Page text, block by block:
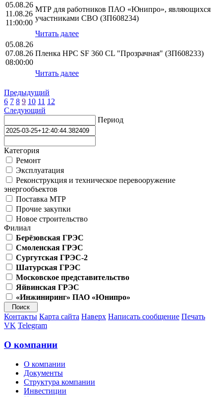
05.08.26
11.08.26
11:00:00
МТР для работников ПАО «Юнипро», являющихся
участниками СВО (ЗП608234)
Читать далее
05.08.26
07.08.26
08:00:00
Пленка HPС SF 360 CL "Прозрачная" (ЗП608233)
Читать далее
Предыдущий
6 7 8 9 10 11 12
Следующий
Период
Категория
Ремонт
Эксплуатация
Реконструкция и техническое перевооружение
энергообъектов
Поставка МТР
Прочие закупки
Новое строительство
Филиал
Берёзовская ГРЭС
Смоленская ГРЭС
Сургутская ГРЭС-2
Шатурская ГРЭС
Московское представительство
Яйвинская ГРЭС
«Инжиниринг» ПАО «Юнипро»
Контакты Карта сайта Наверх Написать сообщение Печать
VK Telegram
О компании
О компании
Документы
Структура компании
Инвестиции